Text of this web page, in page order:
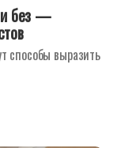
и без —
способы выразить